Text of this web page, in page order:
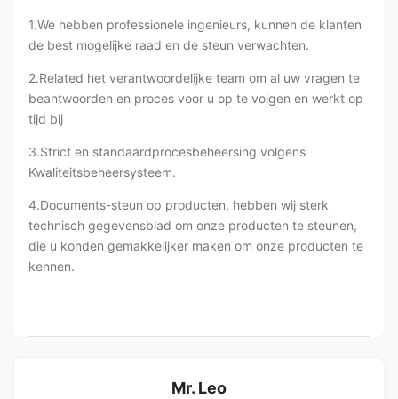
1.We hebben professionele ingenieurs, kunnen de klanten
de best mogelijke raad en de steun verwachten.
2.Related het verantwoordelijke team om al uw vragen te
beantwoorden en proces voor u op te volgen en werkt op
tijd bij
3.Strict en standaardprocesbeheersing volgens
Kwaliteitsbeheersysteem.
4.Documents-steun op producten, hebben wij sterk
technisch gegevensblad om onze producten te steunen,
die u konden gemakkelijker maken om onze producten te
kennen.
Mr. Leo